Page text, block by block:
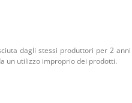
dagli stessi produttori per 2
un utilizzo improprio dei prodotti.